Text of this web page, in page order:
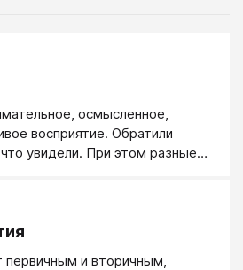
осмысленное,
восприятие. Обратили
увидели. При этом разные
первичным и вторичным,